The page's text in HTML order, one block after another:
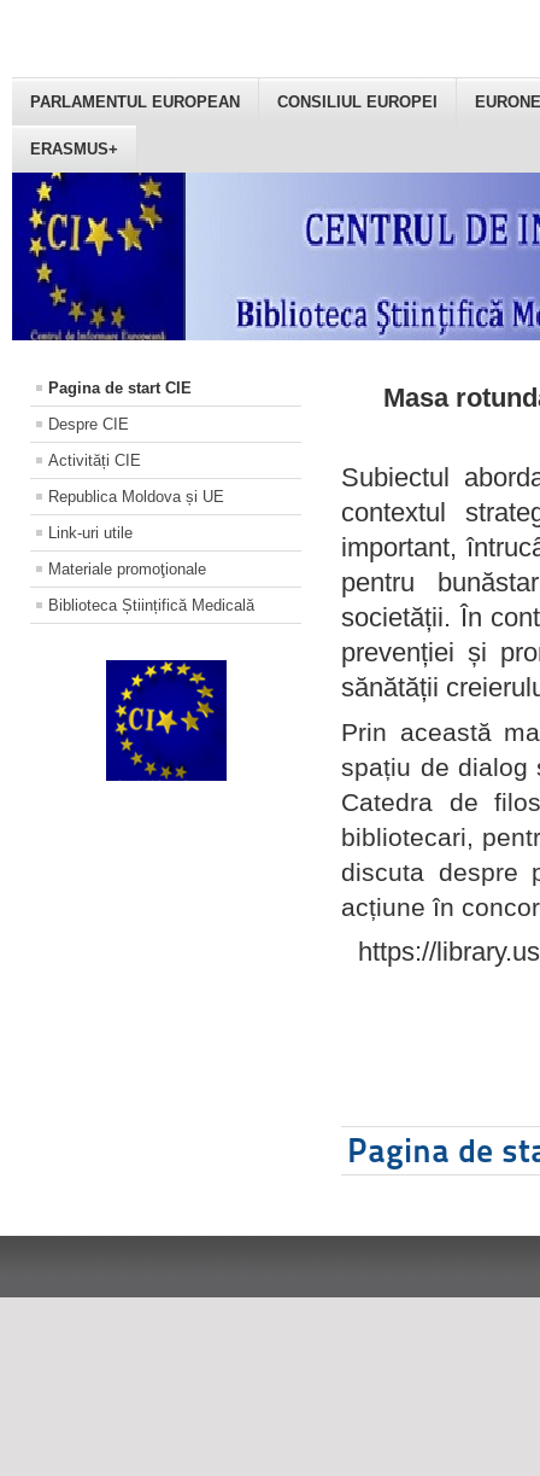
PARLAMENTUL EUROPEAN CONSILIUL EUROPEI
ERASMUS+
Pagina de start CIE
Despre CIE
Activități CIE
Republica Moldova și UE
Link-uri utile
Materiale promoţionale
Biblioteca Științifică Medicală
Masa
Subiectul
contextul
important,
pentru
societății. În
prevenției și
sănătății
Prin această
spațiu de dialog
Catedra de
bibliotecari,
discuta despre
acțiune în
https://
Pagina de